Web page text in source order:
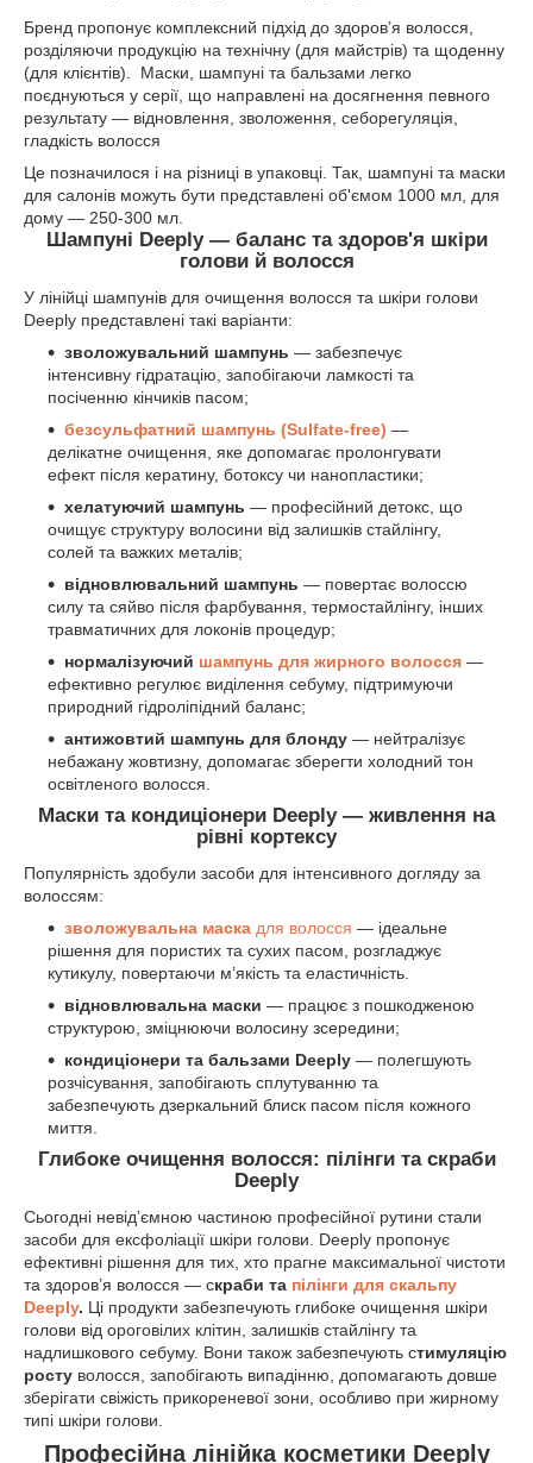
Бренд пропонує комплексний підхід до здоров’я волосся,
розділяючи продукцію на технічну (для майстрів) та щоденну
(для клієнтів). Маски, шампуні та бальзами легко
поєднуються у серії, що направлені на досягнення певного
результату — відновлення, зволоження, себорегуляція,
гладкість волосся
Це позначилося і на різниці в упаковці. Так, шампуні та маски
для салонів можуть бути представлені об'ємом 1000 мл, для
дому — 250-300 мл.
Шампуні Deeply — баланс та здоров'я шкіри
голови й волосся
У лінійці шампунів для очищення волосся та шкіри голови
Deeply представлені такі варіанти:
зволожувальний шампунь — забезпечує
інтенсивну гідратацію, запобігаючи ламкості та
посіченню кінчиків пасом;
безсульфатний шампунь (Sulfate-free) —
делікатне очищення, яке допомагає пролонгувати
ефект після кератину, ботоксу чи нанопластики;
хелатуючий шампунь — професійний детокс, що
очищує структуру волосини від залишків стайлінгу,
солей та важких металів;
відновлювальний шампунь — повертає волоссю
силу та сяйво після фарбування, термостайлінгу, інших
травматичних для локонів процедур;
нормалізуючий шампунь для жирного волосся —
ефективно регулює виділення себуму, підтримуючи
природний гідроліпідний баланс;
антижовтий шампунь для блонду — нейтралізує
небажану жовтизну, допомагає зберегти холодний тон
освітленого волосся.
Маски та кондиціонери Deeply — живлення на
рівні кортексу
Популярність здобули засоби для інтенсивного догляду за
волоссям:
зволожувальна маска для волосся — ідеальне
рішення для пористих та сухих пасом, розгладжує
кутикулу, повертаючи м’якість та еластичність.
відновлювальна маски — працює з пошкодженою
структурою, зміцнюючи волосину зсередини;
кондиціонери та бальзами Deeply — полегшують
розчісування, запобігають сплутуванню та
забезпечують дзеркальний блиск пасом після кожного
миття.
Глибоке очищення волосся: пілінги та скраби
Deeply
Сьогодні невід’ємною частиною професійної рутини стали
засоби для ексфоліації шкіри голови. Deeply пропонує
ефективні рішення для тих, хто прагне максимальної чистоти
та здоров’я волосся — скраби та пілінги для скальпу
Deeply. Ці продукти забезпечують глибоке очищення шкіри
голови від ороговілих клітин, залишків стайлінгу та
надлишкового себуму. Вони також забезпечують стимуляцію
росту волосся, запобігають випадінню, допомагають довше
зберігати свіжість прикореневої зони, особливо при жирному
типі шкіри голови.
Професійна лінійка косметики Deeply